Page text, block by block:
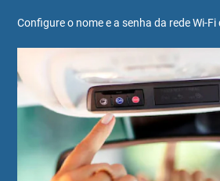
Configure o nome e a senha da rede Wi-Fi